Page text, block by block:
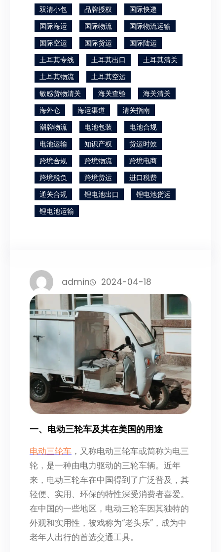
双清小包 品牌授权
国际快递
国际海运
国际物流
国际物流运输
国际空运
国际货运
国际陆运
土耳其专线
土耳其出口
土耳其清关
土耳其物流
土耳其空运
敏感货物清关
海关查验
海关清关
海外仓
海运渠道
清关指南
潮牌物流
电池包装
电池合规
电池运输
知识产权
货运时效
跨境合规
跨境物流
跨境电商
跨境税负
跨境货运
进口税费
通关合规
锂电池出口
锂电池货运
锂电池运输
admin 2024-04-18
一、电动三轮车及其在美国的用途
电动三轮车 ，又称电动三轮车或简称为电三
轮，是一种由电力驱动的三轮车辆。近年
来，电动三轮车在中国得到了广泛普及，其
轻便、实用、环保的特性深受消费者喜爱。
在中国的一些地区，电动三轮车因其独特的
外观和实用性，被戏称为“老头乐”，成为中
老年人出行的首选交通工具。